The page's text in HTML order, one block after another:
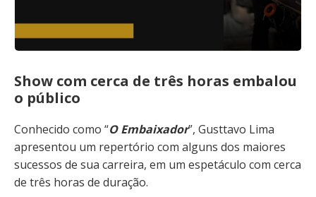
Show com cerca de três horas embalou
o público
Conhecido como “O Embaixador”, Gusttavo Lima
apresentou um repertório com alguns dos maiores
sucessos de sua carreira, em um espetáculo com cerca
de três horas de duração.